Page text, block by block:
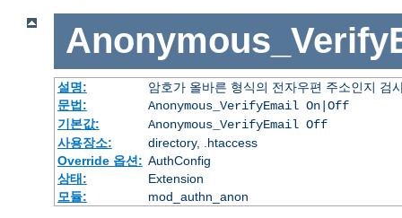
설명:
암호가 올바른 형식의 전자우편 주소인지 검
문법:
Anonymous_VerifyEmail On|Off
기본값:
Anonymous_VerifyEmail Off
사용장소:
directory, .htaccess
Override 옵션: AuthConfig
상태:
Extension
모듈:
mod_authn_anon